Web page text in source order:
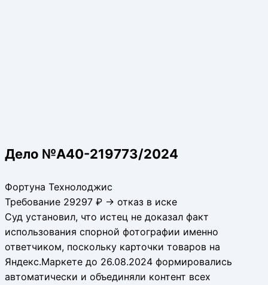
Дело №А40-219773/2024
Фортуна Технолоджис
Требование 29297 ₽ → отказ в иске
Суд установил, что истец не доказал факт
использования спорной фотографии именно
ответчиком, поскольку карточки товаров на
Яндекс.Маркете до 26.08.2024 формировались
автоматически и объединяли контент всех